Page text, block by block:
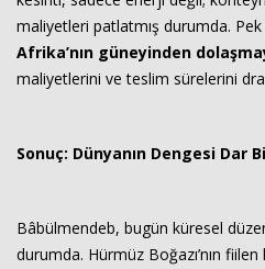
maliyetleri patlatmış durumda. Pek
Afrika’nın güneyinden
maliyetlerini ve teslim sürelerini
Sonuç: Dünyanın Dengesi Dar
Bâbülmendeb, bugün küresel
durumda. Hürmüz Boğazı’nın fiilen